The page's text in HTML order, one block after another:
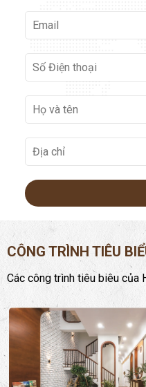
CÔNG TRÌNH TIÊU BIỂU